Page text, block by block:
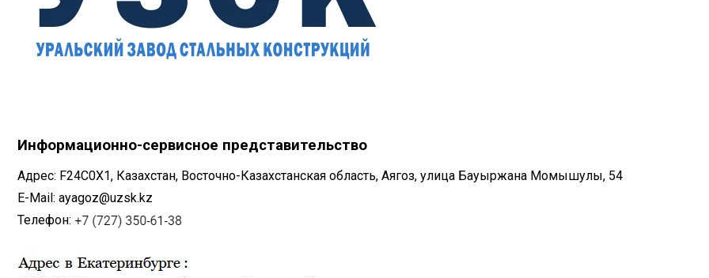
Информационно-сервисное представительство
Адрес: F24C0X1, Казахстан, Восточно-Казахстанская область, Аягоз, улица Бауыржана Момышулы, 54
E-Mail: ayagoz@uzsk.kz
Телефон: